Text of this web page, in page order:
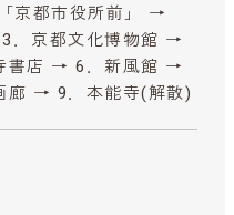
京都市役所前」 →
．京都文化博物館 →
書店 → 6．新風館 →
廊 → 9．本能寺(解散)